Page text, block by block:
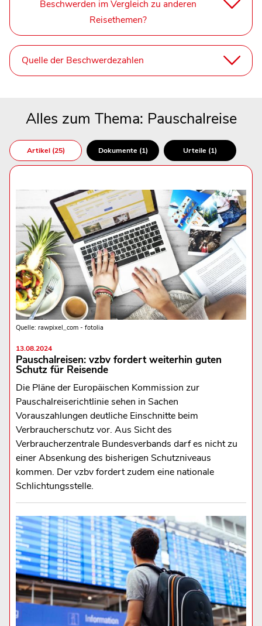
Beschwerden im Vergleich zu anderen
Reisethemen?
Quelle der Beschwerdezahlen
Alles zum Thema: Pauschalreise
Artikel (25) Dokumente (1) Urteile (1)
Quelle: rawpixel_com - fotolia
13.08.2024
Pauschalreisen: vzbv fordert weiterhin guten
Schutz für Reisende
Die Pläne der Europäischen Kommission zur
Pauschalreiserichtlinie sehen in Sachen
Vorauszahlungen deutliche Einschnitte beim
Verbraucherschutz vor. Aus Sicht des
Verbraucherzentrale Bundesverbands darf es nicht zu
einer Absenkung des bisherigen Schutzniveaus
kommen. Der vzbv fordert zudem eine nationale
Schlichtungsstelle.